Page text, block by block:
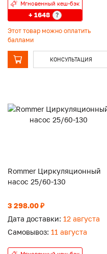
Мгновенный кеш-бэк
+ 1648 ?
Этот товар можно оплатить
баллами
КОНСУЛЬТАЦИЯ
Rommer Циркуляционный
насос 25/60-130
3 298.00 ₽
Дата доставки: 12 августа
Самовывоз: 11 августа